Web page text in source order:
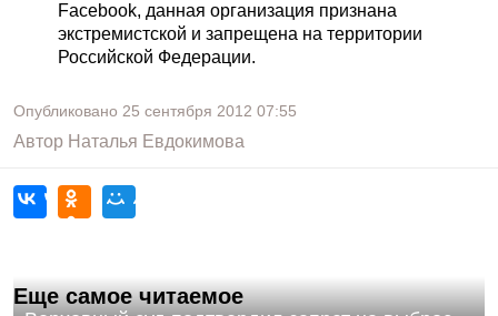
Facebook, данная организация признана
экстремистской и запрещена на территории
Российской Федерации.
Опубликовано 25 сентября 2012 07:55
Автор Наталья Евдокимова
Еще самое читаемое